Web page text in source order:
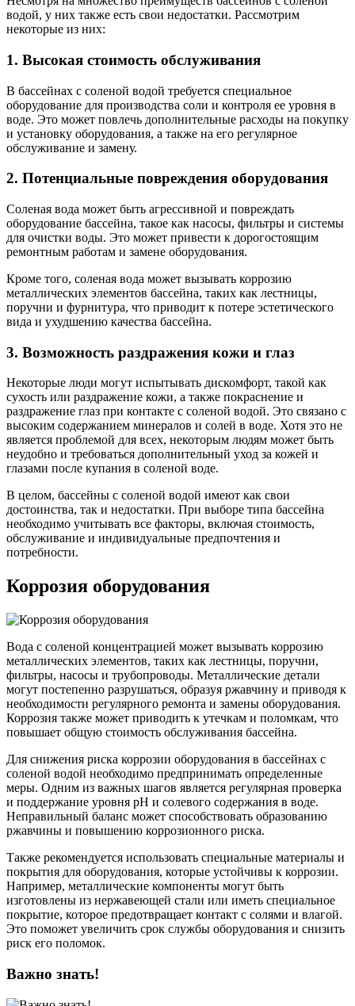
водой, у них также есть свои недостатки. Рассмотрим
некоторые из них:
1. Высокая стоимость обслуживания
В бассейнах с соленой водой требуется специальное
оборудование для производства соли и контроля ее уровня в
воде. Это может повлечь дополнительные расходы на покупку
и установку оборудования, а также на его регулярное
обслуживание и замену.
2. Потенциальные повреждения оборудования
Соленая вода может быть агрессивной и повреждать
оборудование бассейна, такое как насосы, фильтры и системы
для очистки воды. Это может привести к дорогостоящим
ремонтным работам и замене оборудования.
Кроме того, соленая вода может вызывать коррозию
металлических элементов бассейна, таких как лестницы,
поручни и фурнитура, что приводит к потере эстетического
вида и ухудшению качества бассейна.
3. Возможность раздражения кожи и глаз
Некоторые люди могут испытывать дискомфорт, такой как
сухость или раздражение кожи, а также покраснение и
раздражение глаз при контакте с соленой водой. Это связано с
высоким содержанием минералов и солей в воде. Хотя это не
является проблемой для всех, некоторым людям может быть
неудобно и требоваться дополнительный уход за кожей и
глазами после купания в соленой воде.
В целом, бассейны с соленой водой имеют как свои
достоинства, так и недостатки. При выборе типа бассейна
необходимо учитывать все факторы, включая стоимость,
обслуживание и индивидуальные предпочтения и
потребности.
Коррозия оборудования
Вода с соленой концентрацией может вызывать коррозию
металлических элементов, таких как лестницы, поручни,
фильтры, насосы и трубопроводы. Металлические детали
могут постепенно разрушаться, образуя ржавчину и приводя к
необходимости регулярного ремонта и замены оборудования.
Коррозия также может приводить к утечкам и поломкам, что
повышает общую стоимость обслуживания бассейна.
Для снижения риска коррозии оборудования в бассейнах с
соленой водой необходимо предпринимать определенные
меры. Одним из важных шагов является регулярная проверка
и поддержание уровня pH и солевого содержания в воде.
Неправильный баланс может способствовать образованию
ржавчины и повышению коррозионного риска.
Также рекомендуется использовать специальные материалы и
покрытия для оборудования, которые устойчивы к коррозии.
Например, металлические компоненты могут быть
изготовлены из нержавеющей стали или иметь специальное
покрытие, которое предотвращает контакт с солями и влагой.
Это поможет увеличить срок службы оборудования и снизить
риск его поломок.
Важно знать!